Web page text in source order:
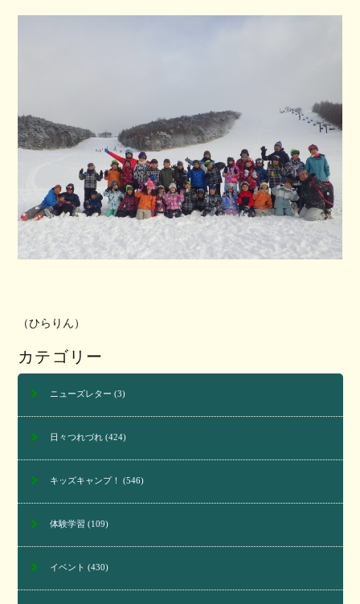
（ひらりん）
カテゴリー
ニューズレター (3)
日々つれづれ(424)
キッズキャンプ！ (546)
体験学習 (109)
イベント (430)